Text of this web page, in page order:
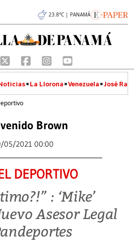
23.8°C | PANAMÁ
La Llorona Venezuela José
Brown
05/2021 00:00
DEPORTIVO
: ‘Mike’
Asesor Legal